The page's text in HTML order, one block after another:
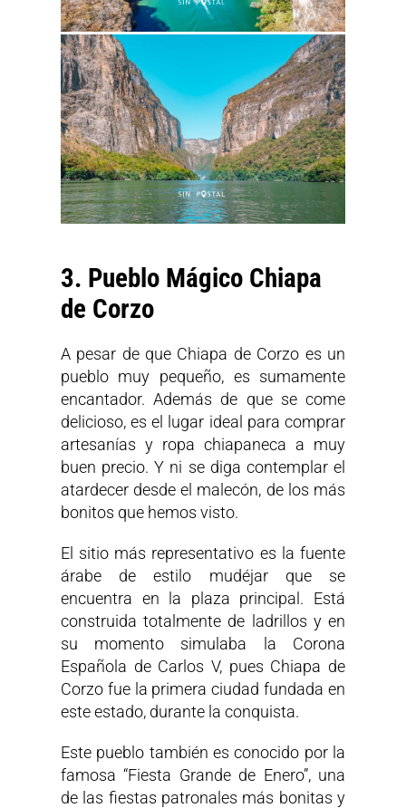
3. Pueblo Mágico Chiapa
de Corzo
A pesar de que Chiapa de Corzo es un
pueblo muy pequeño, es sumamente
encantador. Además de que se come
delicioso, es el lugar ideal para comprar
artesanías y ropa chiapaneca a muy
buen precio. Y ni se diga contemplar el
atardecer desde el malecón, de los más
bonitos que hemos visto.
El sitio más representativo es la fuente
árabe de estilo mudéjar que se
encuentra en la plaza principal. Está
construida totalmente de ladrillos y en
su momento simulaba la Corona
Española de Carlos V, pues Chiapa de
Corzo fue la primera ciudad fundada en
este estado, durante la conquista.
Este pueblo también es conocido por la
famosa “Fiesta Grande de Enero”, una
de las fiestas patronales más bonitas y